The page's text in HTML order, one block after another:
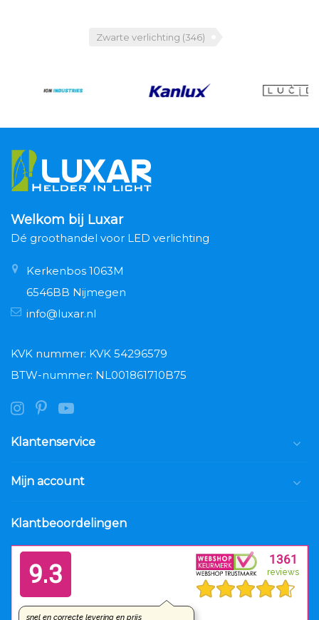
Zwarte verlichting (346)
Welkom bij Luxar
Dé groothandel voor LED verlichting
Kerkenbos 1063M
6546BB Nijmegen
info@luxar.nl
KVK nummer: KVK 54296579
BTW-nummer: NL001861710B75
Klantenservice
Mijn account
Klantbeoordelingen